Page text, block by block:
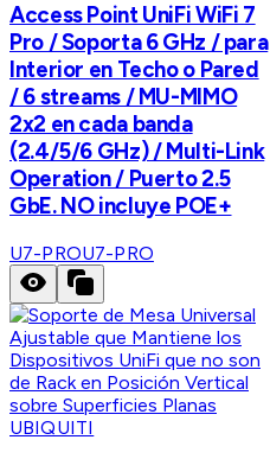
Access Point UniFi WiFi 7
Pro / Soporta 6 GHz / para
Interior en Techo o Pared
/ 6 streams / MU-MIMO
2x2 en cada banda
(2.4/5/6 GHz) / Multi-Link
Operation / Puerto 2.5
GbE. NO incluye POE+
U7-PROU7-PRO
UBIQUITI